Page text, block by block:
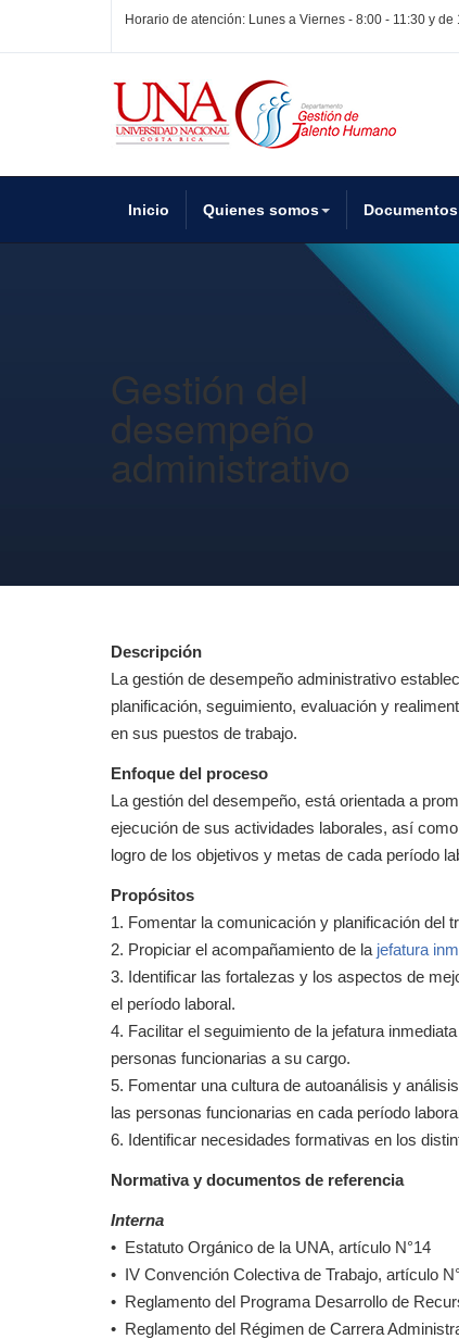
Horario de atención: Lunes a Viernes - 8:00 - 11:30 y de
Inicio Quienes somos Documentos
Gestión del
desempeño
administrativo
Descripción
La gestión de desempeño administrativo
planificación, seguimiento, evaluación y
en sus puestos de trabajo.
Enfoque del proceso
La gestión del desempeño, está orientada a
ejecución de sus actividades laborales, así
logro de los objetivos y metas de cada período
Propósitos
1. Fomentar la comunicación y planificación del
2. Propiciar el acompañamiento de la jefatura
3. Identificar las fortalezas y los aspectos de
el período laboral.
4. Facilitar el seguimiento de la jefatura
personas funcionarias a su cargo.
5. Fomentar una cultura de autoanálisis y
las personas funcionarias en cada período
6. Identificar necesidades formativas en los
Normativa y documentos de referencia
Interna
• Estatuto Orgánico de la UNA, artículo N°14
• IV Convención Colectiva de Trabajo, artículo
• Reglamento del Programa Desarrollo de
• Reglamento del Régimen de Carrera